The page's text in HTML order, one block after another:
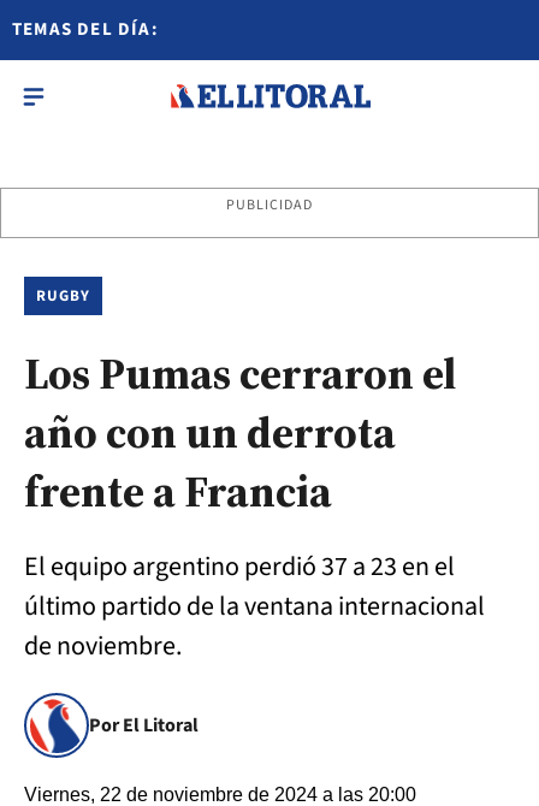
TEMAS DEL DÍA:
PUBLICIDAD
RUGBY
Los Pumas cerraron el
año con un derrota
frente a Francia
El equipo argentino perdió 37 a 23 en el
último partido de la ventana internacional
de noviembre.
Por El Litoral
Viernes, 22 de noviembre de 2024 a las 20:00